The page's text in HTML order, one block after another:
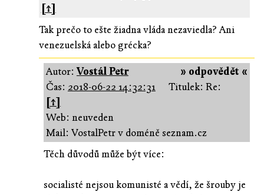
[↑]
Tak prečo to ešte žiadna vláda nezaviedla? Ani
venezuelská alebo grécka?
» odpovědět «
Autor:Vostál Petr
Čas: 2018-06-22 14:32:31
Titulek: Re:
[↑]
Web: neuveden
Mail: VostalPetr v doméně seznam.cz
Těch důvodů může být více:
socialisté nejsou komunisté a vědí, že šrouby je